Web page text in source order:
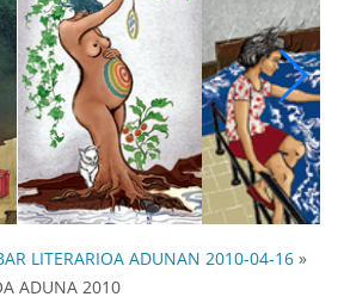
LITERARIOA ADUNAN 2010-04-16 »
ADUNA 2010